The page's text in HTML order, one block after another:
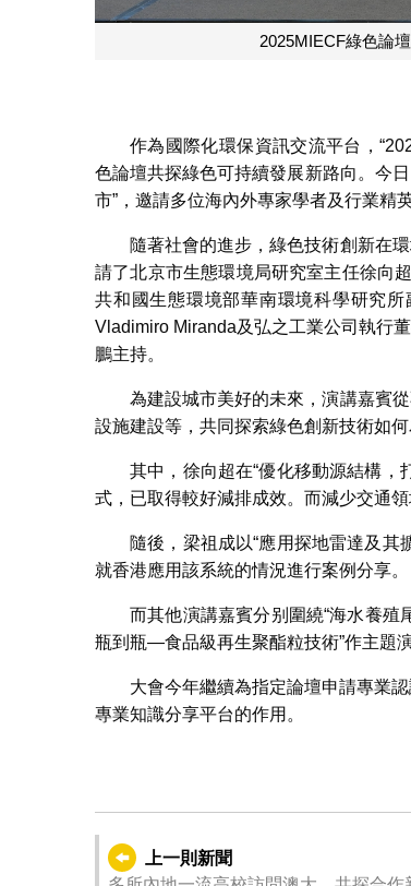
2025MIECF
作為國際化環保資訊交流平台，
色論壇共探綠色可持續發展新路向。今
市”，邀請多位海內外專家學者及行業精
隨著社會的進步，綠色技術創新在
請了北京市生態環境局研究室主任徐向
共和國生態環境部華南環境科學研究
Vladimiro Miranda及弘之工業公司執行
鵬主持。
為建設城市美好的未來，演講嘉賓
設施建設等，共同探索綠色創新技術如
其中，徐向超在“優化移動源結構，
式，已取得較好減排成效。而減少交通
隨後，梁祖成以“應用探地雷達及其
就香港應用該系統的情況進行案例分享。
而其他演講嘉賓分别圍繞“海水養殖
瓶到瓶—食品級再生聚酯粒技術”作主題演
大會今年繼續為指定論壇申請專業
專業知識分享平台的作用。
上一則新聞